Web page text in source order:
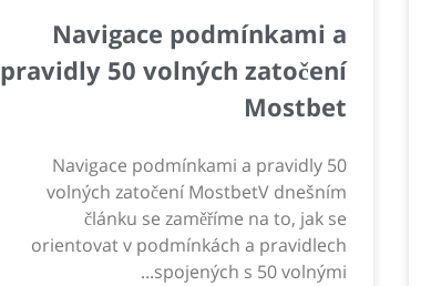
Navigace podmínkami a
pravidly 50 volných zatočení
Mostbet
Navigace podmínkami a pravidly 50
volných zatočení MostbetV dnešním
článku se zaměříme na to, jak se
orientovat v podmínkách a pravidlech
spojených s 50 volnými...